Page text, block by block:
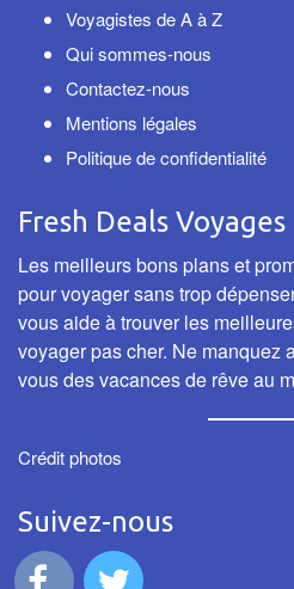
Voyagistes de A à Z
Qui sommes-nous
Contactez-nous
Mentions légales
Politique de confidentialité
Fresh Deals Voyages
Les meilleurs bons plans et
pour voyager sans trop
vous aide à trouver les
voyager pas cher. Ne manquez
vous des vacances de rêve au
Crédit photos
Suivez-nous